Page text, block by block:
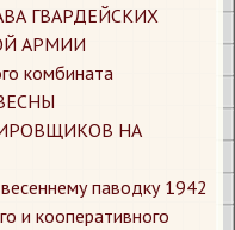
ГВАРДЕЙСКИХ
АРМИИ
комбината
НА
паводку 1942
и кооперативного